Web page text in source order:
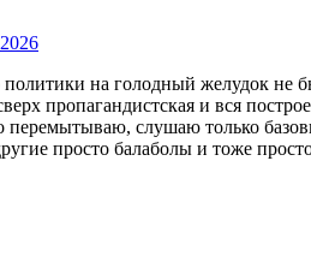
на голодный желудок не
пропагандистская и вся
перемытываю, слушаю только
просто балаболы и тоже